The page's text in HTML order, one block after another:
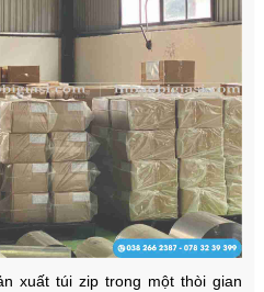
xuất túi zip trong một thòi gian